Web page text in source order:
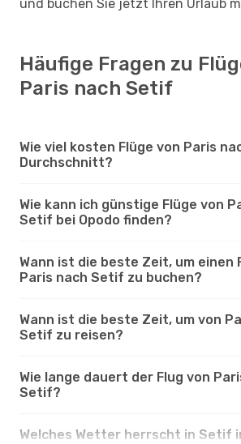
und buchen Sie jetzt Ihren Urlaub
Häufige Fragen zu
Paris nach Setif
Wie viel kosten Flüge von Paris
Durchschnitt?
Wie kann ich günstige Flüge von
Setif bei Opodo finden?
Wann ist die beste Zeit, um einen
Paris nach Setif zu buchen?
Wann ist die beste Zeit, um von
Setif zu reisen?
Wie lange dauert der Flug von
Setif?
Welches Wetter herrscht in Setif